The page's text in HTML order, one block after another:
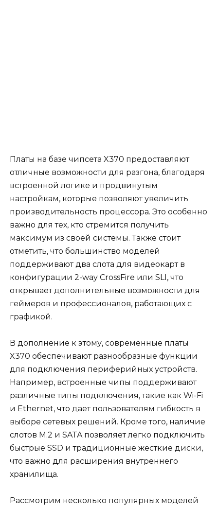
Платы на базе чипсета X370 предоставляют
отличные возможности для разгона, благодаря
встроенной логике и продвинутым
настройкам, которые позволяют увеличить
производительность процессора. Это особенно
важно для тех, кто стремится получить
максимум из своей системы. Также стоит
отметить, что большинство моделей
поддерживают два слота для видеокарт в
конфигурации 2-way CrossFire или SLI, что
открывает дополнительные возможности для
геймеров и профессионалов, работающих с
графикой.
В дополнение к этому, современные платы
X370 обеспечивают разнообразные функции
для подключения периферийных устройств.
Например, встроенные чипы поддерживают
различные типы подключения, такие как Wi-Fi
и Ethernet, что дает пользователям гибкость в
выборе сетевых решений. Кроме того, наличие
слотов M.2 и SATA позволяет легко подключить
быстрые SSD и традиционные жесткие диски,
что важно для расширения внутреннего
хранилища.
Рассмотрим несколько популярных моделей